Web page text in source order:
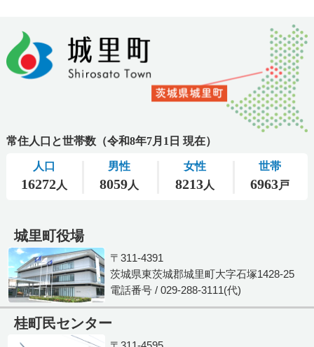
城里町役場
〒311-4391
茨城県東茨城郡城里町大字石塚1428-25
電話番号 / 029-288-3111(代)
桂町民センター